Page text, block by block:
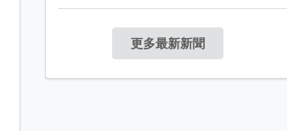
更多最新新聞